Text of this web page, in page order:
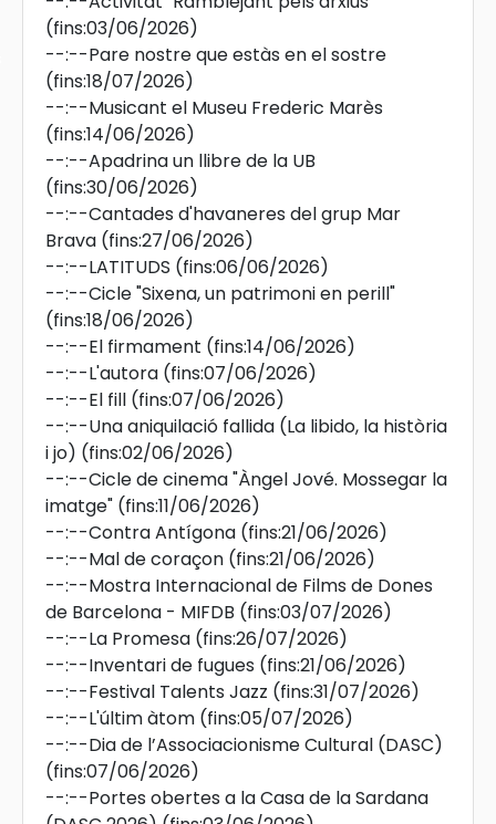
(fins:03/06/2026)
--:--Pare nostre que estàs en el sostre
(fins:18/07/2026)
--:--Musicant el Museu Frederic Marès
(fins:14/06/2026)
--:--Apadrina un llibre de la UB
(fins:30/06/2026)
--:--Cantades d'havaneres del grup Mar
Brava (fins:27/06/2026)
--:--LATITUDS (fins:06/06/2026)
--:--Cicle "Sixena, un patrimoni en perill"
(fins:18/06/2026)
--:--El firmament (fins:14/06/2026)
--:--L'autora (fins:07/06/2026)
--:--El fill (fins:07/06/2026)
--:--Una aniquilació fallida (La libido, la història
i jo) (fins:02/06/2026)
--:--Cicle de cinema "Àngel Jové. Mossegar la
imatge" (fins:11/06/2026)
--:--Contra Antígona (fins:21/06/2026)
--:--Mal de coraçon (fins:21/06/2026)
--:--Mostra Internacional de Films de Dones
de Barcelona - MIFDB (fins:03/07/2026)
--:--La Promesa (fins:26/07/2026)
--:--Inventari de fugues (fins:21/06/2026)
--:--Festival Talents Jazz (fins:31/07/2026)
--:--L'últim àtom (fins:05/07/2026)
--:--Dia de l’Associacionisme Cultural (DASC)
(fins:07/06/2026)
--:--Portes obertes a la Casa de la Sardana